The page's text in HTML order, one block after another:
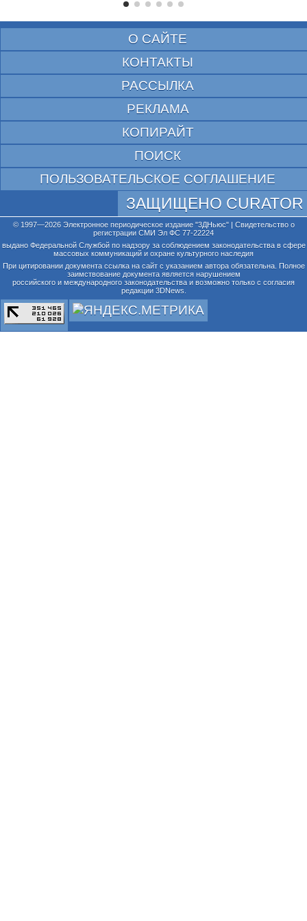
О САЙТЕ
КОНТАКТЫ
РАССЫЛКА
РЕКЛАМА
КОПИРАЙТ
ПОИСК
ПОЛЬЗОВАТЕЛЬСКОЕ СОГЛАШЕНИЕ
ЗАЩИЩЕНО CURATOR
© 1997—2026 Электронное периодическое издание "3ДНьюс" | Свидетельство о
регистрации СМИ Эл ФС 77-22224
выдано Федеральной Службой по надзору за соблюдением законодательства в сфере
массовых коммуникаций и охране культурного наследия
При цитировании документа ссылка на сайт с указанием автора обязательна. Полное
заимствование документа является нарушением
российского и международного законодательства и возможно только с согласия
редакции 3DNews.